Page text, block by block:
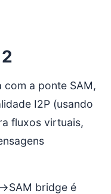
com a ponte SAM,
I2P (usando
fluxos virtuais,
bridge é